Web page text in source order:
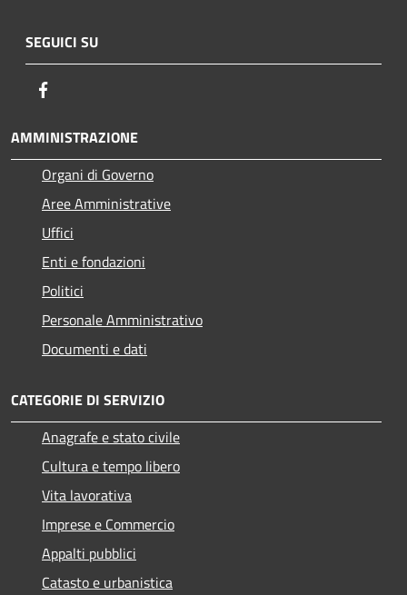
SEGUICI SU
AMMINISTRAZIONE
Organi di Governo
Aree Amministrative
Uffici
Enti e fondazioni
Politici
Personale Amministrativo
Documenti e dati
CATEGORIE DI SERVIZIO
Anagrafe e stato civile
Cultura e tempo libero
Vita lavorativa
Imprese e Commercio
Appalti pubblici
Catasto e urbanistica